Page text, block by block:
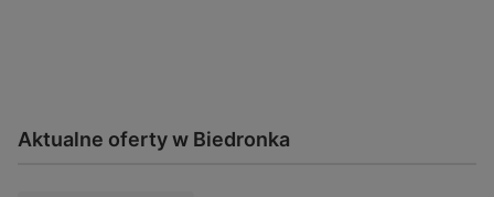
Aktualne oferty w Biedronka